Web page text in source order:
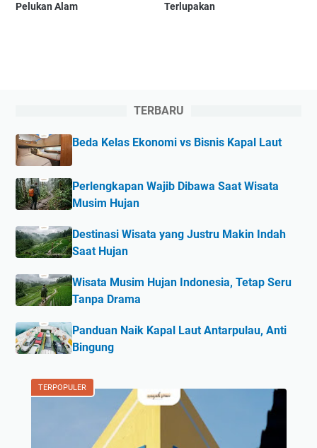
Pelukan Alam
Terlupakan
TERBARU
Beda Kelas Ekonomi vs Bisnis Kapal Laut
Perlengkapan Wajib Dibawa Saat Wisata
Musim Hujan
Destinasi Wisata yang Justru Makin Indah
Saat Hujan
Wisata Musim Hujan Indonesia, Tetap Seru
Tanpa Drama
Panduan Naik Kapal Laut Antarpulau, Anti
Bingung
TERPOPULER